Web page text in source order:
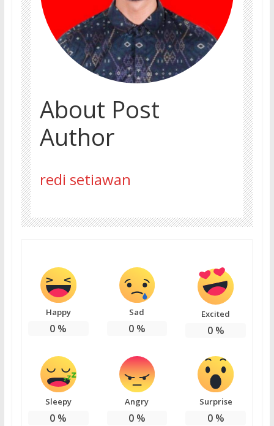
About Post
Author
redi setiawan
Happy
0 %
Sad
0%
Excited
0%
Sleepy
0 %
Angry
0%
Surprise
0%